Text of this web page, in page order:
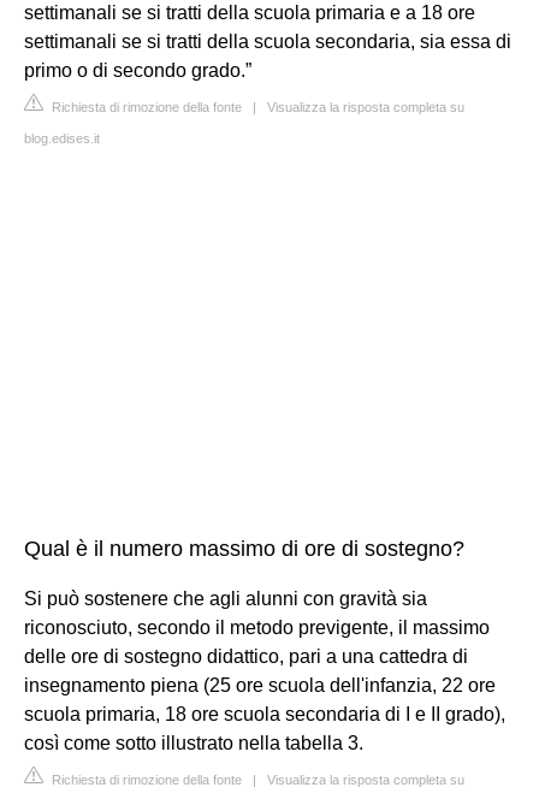
settimanali se si tratti della scuola primaria e a 18 ore
settimanali se si tratti della scuola secondaria, sia essa di
primo o di secondo grado.”
Richiesta di rimozione della fonte | Visualizza la risposta completa su
blog.edises.it
Qual è il numero massimo di ore di sostegno?
Si può sostenere che agli alunni con gravità sia
riconosciuto, secondo il metodo previgente, il massimo
delle ore di sostegno didattico, pari a una cattedra di
insegnamento piena (25 ore scuola dell'infanzia, 22 ore
scuola primaria, 18 ore scuola secondaria di I e II grado),
così come sotto illustrato nella tabella 3.
Richiesta di rimozione della fonte | Visualizza la risposta completa su